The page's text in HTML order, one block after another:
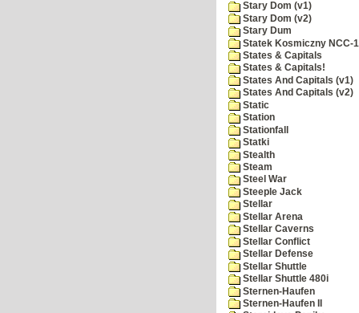
Stary Dom (v1)
Stary Dom (v2)
Stary Dum
Statek Kosmiczny NCC-
States & Capitals
States & Capitals!
States And Capitals (v1)
States And Capitals (v2)
Static
Station
Stationfall
Statki
Stealth
Steam
Steel War
Steeple Jack
Stellar
Stellar Arena
Stellar Caverns
Stellar Conflict
Stellar Defense
Stellar Shuttle
Stellar Shuttle 480i
Sternen-Haufen
Sternen-Haufen II